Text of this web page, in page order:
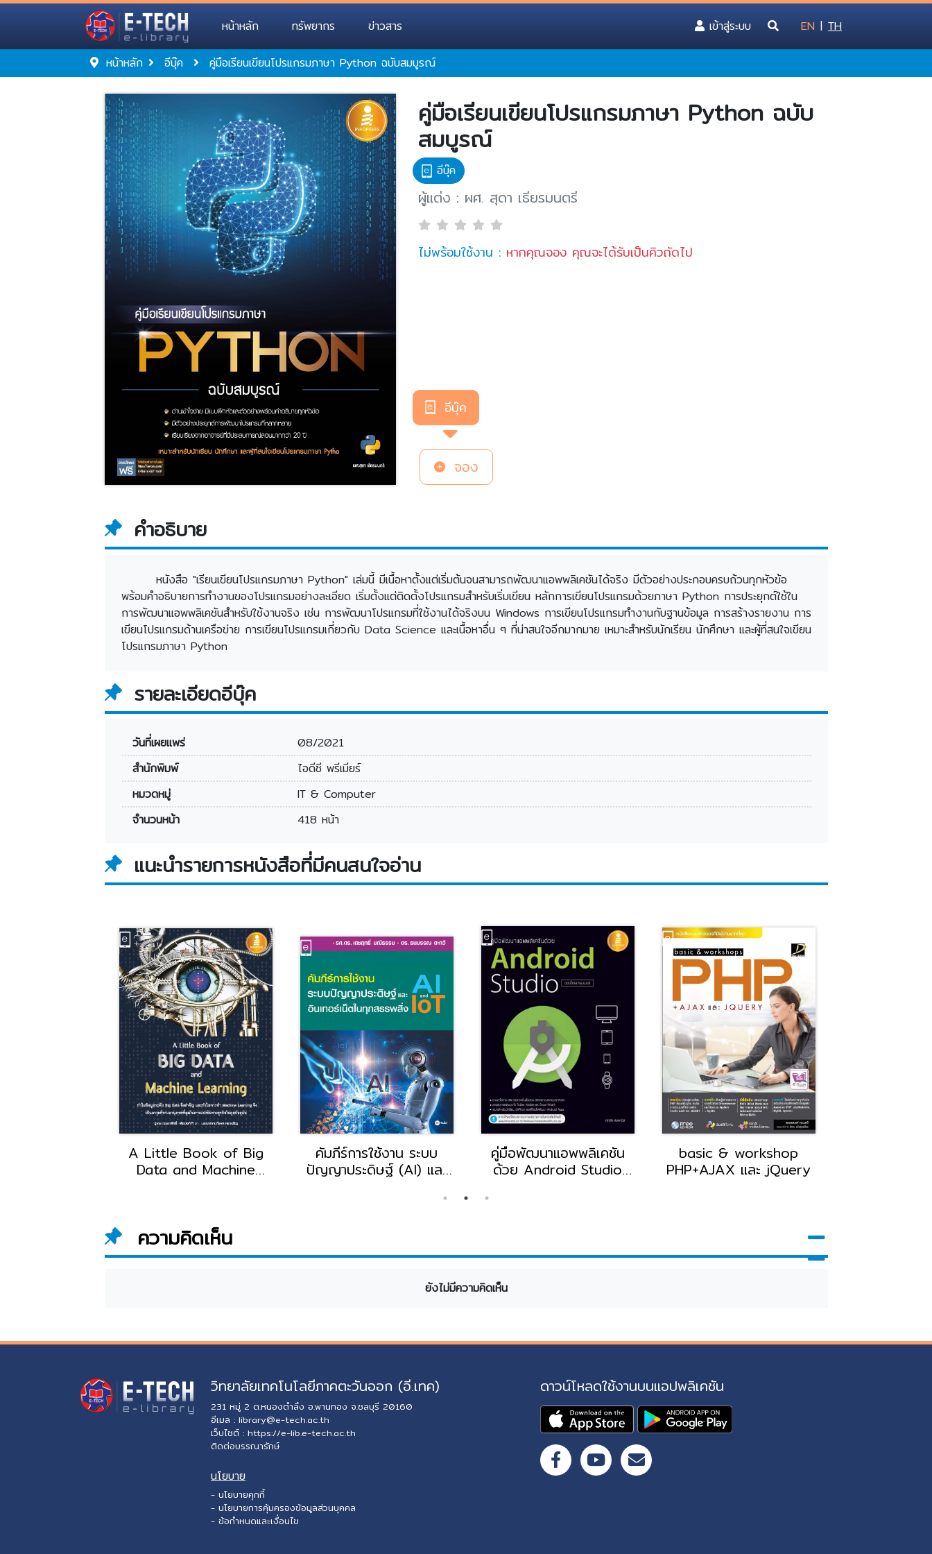
หน้าหลัก ทรัพยากร ข่าวสาร เข้าสู่ระบบ(current) EN | TH
หน้าหลัก อีบุ๊ค คู่มือเรียนเขียนโปรแกรมภาษา Python ฉบับสมบูรณ์
คู่มือเรียนเขียนโปรแกรมภาษา Python ฉบับ
สมบูรณ์
อีบุ๊ค
ผู้แต่ง : ผศ. สุดา เธียรมนตรี
ไม่พร้อมใช้งาน : หากคุณจอง คุณจะได้รับเป็นคิวถัดไป
อีบุ๊ค
จอง
คำอธิบาย
หนังสือ "เรียนเขียนโปรแกรมภาษา Python" เล่มนี้ มีเนื้อหาตั้งแต่เริ่มต้นจนสามารถพัฒนาแอพพลิเคชันได้จริง มีตัวอย่างประกอบครบถ้วนทุกหัวข้อ
พร้อมคำอธิบายการทำงานของโปรแกรมอย่างละเอียด เริ่มตั้งแต่ติดตั้งโปรแกรมสำหรับเริ่มเขียน หลักการเขียนโปรแกรมด้วยภาษา Python การประยุกต์ใช้ใน
การพัฒนาแอพพลิเคชันสำหรับใช้งานจริง เช่น การพัฒนาโปรแกรมที่ใช้งานได้จริงบน Windows การเขียนโปรแกรมทำงานกับฐานข้อมูล การสร้างรายงาน การ
เขียนโปรแกรมด้านเครือข่าย การเขียนโปรแกรมเกี่ยวกับ Data Science และเนื้อหาอื่น ๆ ที่น่าสนใจอีกมากมาย เหมาะสำหรับนักเรียน นักศึกษา และผู้ที่สนใจเขียน
โปรแกรมภาษา Python
รายละเอียดอีบุ๊ค
วันที่เผยแพร่
08/2021
สำนักพิมพ์
ไอดีซี พรีเมียร์
หมวดหมู่
IT & Computer
จำนวนหน้า
418 หน้า
แนะนำรายการหนังสือที่มีคนสนใจอ่าน
A Little Book of Big
Data and Machine
คัมภีร์การใช้งาน ระบบ
ปัญญาประดิษฐ์ (AI) และ
คู่มือพัฒนาแอพพลิเคชัน
ด้วย Android Studio
basic & workshop
PHP+AJAX และ jQuery
ความคิดเห็น
ยังไม่มีความคิดเห็น
วิทยาลัยเทคโนโลยีภาคตะวันออก (อี.เทค)
231 หมู่ 2 ต.หนองตำลึง อ.พานทอง จ.ชลบุรี 20160
อีเมล : library@e-tech.ac.th
เว็บไซต์ : https://e-lib.e-tech.ac.th
ติดต่อบรรณารักษ์
นโยบาย
- นโยบายคุกกี้
- นโยบายการคุ้มครองข้อมูลส่วนบุคคล
- ข้อกำหนดและเงื่อนไข
ดาวน์โหลดใช้งานบนแอปพลิเคชัน